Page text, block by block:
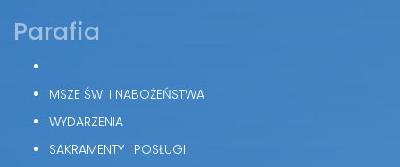
Parafia
MSZE ŚW. I NABOŻEŃSTWA
WYDARZENIA
SAKRAMENTY I POSŁUGI